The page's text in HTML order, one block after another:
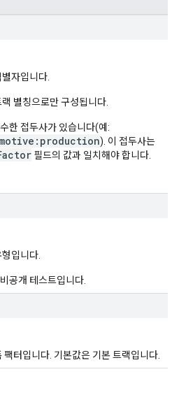
자입니다.
별칭으로만 구성됩니다.
한 접두사가 있습니다(예:
). 이 접두사는
필드의 값과 일치해야 합니다.
입니다.
공개 테스트입니다.
터입니다. 기본값은 기본 트랙입니다.